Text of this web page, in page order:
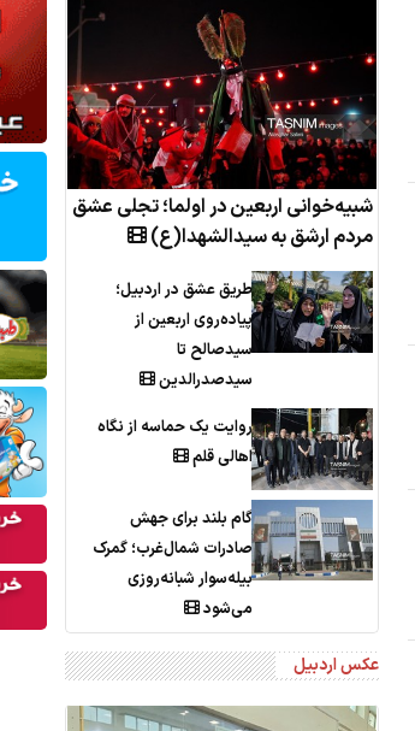
شبیه‌خوانی اربعین در اولما؛ تجلی عشق
مردم ارشق به سیدالشهدا(ع)
طریق عشق در اردبیل؛
پیاده‌روی اربعین از
سیدصالح تا
سیدصدرالدین
روایت یک حماسه از نگاه
اهالی قلم
گام بلند برای جهش
صادرات شمال‌غرب؛ گمرک
بیله‌سوار شبانه‌روزی
می‌شود
عکس اردبیل